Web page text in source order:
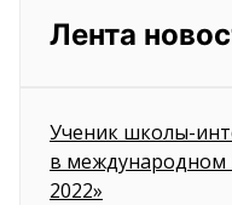
Лента
Ученик школы-
в международном
2022»